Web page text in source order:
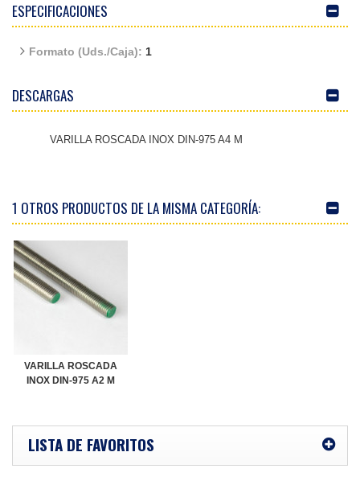
ESPECIFICACIONES
Formato (Uds./Caja): 1
DESCARGAS
VARILLA ROSCADA INOX DIN-975 A4 M
1 OTROS PRODUCTOS DE LA MISMA CATEGORÍA:
VARILLA ROSCADA
INOX DIN-975 A2 M
LISTA DE FAVORITOS